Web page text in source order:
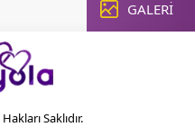
olacak.GALERİ
Saklıdır.